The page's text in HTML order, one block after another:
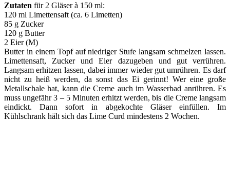
Zutaten für 2 Gläser à 150 ml:
120 ml Limettensaft (ca. 6 Limetten)
85 g Zucker
120 g Butter
2 Eier (M)
Butter in einem Topf auf niedriger Stufe langsam schmelzen lassen.
Limettensaft, Zucker und Eier dazugeben und gut verrühren.
Langsam erhitzen lassen, dabei immer wieder gut umrühren. Es darf
nicht zu heiß werden, da sonst das Ei gerinnt! Wer eine große
Metallschale hat, kann die Creme auch im Wasserbad anrühren. Es
muss ungefähr 3 – 5 Minuten erhitzt werden, bis die Creme langsam
eindickt. Dann sofort in abgekochte Gläser einfüllen. Im
Kühlschrank hält sich das Lime Curd mindestens 2 Wochen.